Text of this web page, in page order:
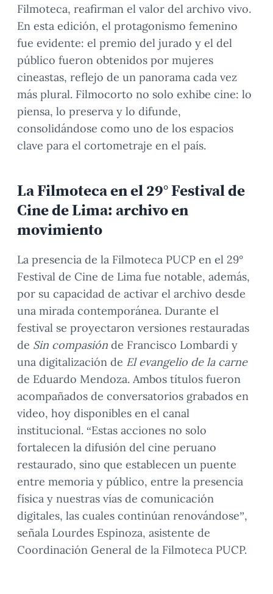
Filmoteca, reafirman el valor del archivo vivo.
En esta edición, el protagonismo femenino
fue evidente: el premio del jurado y el del
público fueron obtenidos por mujeres
cineastas, reflejo de un panorama cada vez
más plural. Filmocorto no solo exhibe cine: lo
piensa, lo preserva y lo difunde,
consolidándose como uno de los espacios
clave para el cortometraje en el país.
La Filmoteca en el 29° Festival de
Cine de Lima: archivo en
movimiento
La presencia de la Filmoteca PUCP en el 29°
Festival de Cine de Lima fue notable, además,
por su capacidad de activar el archivo desde
una mirada contemporánea. Durante el
festival se proyectaron versiones restauradas
de Sin compasión de Francisco Lombardi y
una digitalización de El evangelio de la carne
de Eduardo Mendoza. Ambos títulos fueron
acompañados de conversatorios grabados en
video, hoy disponibles en el canal
institucional. “Estas acciones no solo
fortalecen la difusión del cine peruano
restaurado, sino que establecen un puente
entre memoria y público, entre la presencia
física y nuestras vías de comunicación
digitales, las cuales continúan renovándose”,
señala Lourdes Espinoza, asistente de
Coordinación General de la Filmoteca PUCP.